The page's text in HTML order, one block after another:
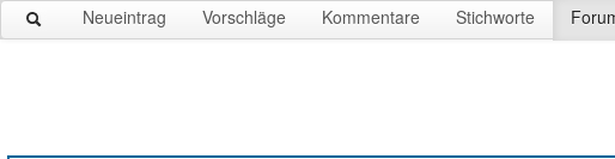
Neueintrag Vorschläge Kommentare Stichworte